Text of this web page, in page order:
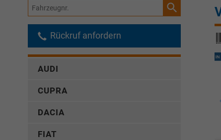
Fahrzeugnr.
Rückruf anfordern
AUDI
CUPRA
DACIA
FIAT